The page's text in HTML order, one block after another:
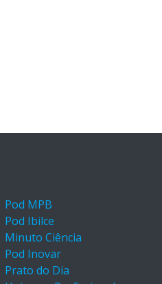
Pod MPB
Pod Ibilce
Minuto Ciência
Pod Inovar
Prato do Dia